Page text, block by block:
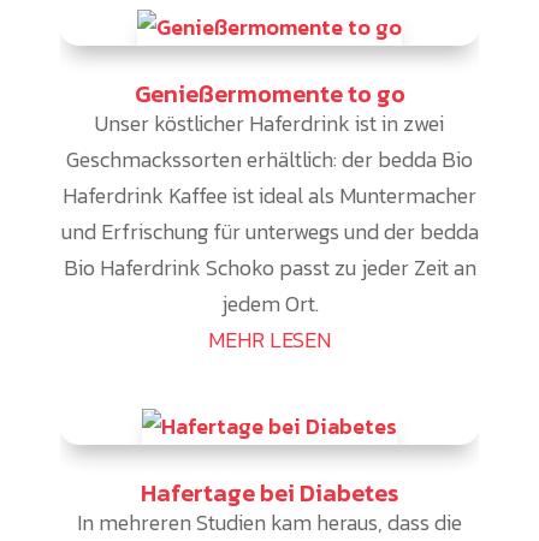
Genießermomente to go
Unser köstlicher Haferdrink ist in zwei
Geschmackssorten erhältlich: der bedda Bio
Haferdrink Kaffee ist ideal als Muntermacher
und Erfrischung für unterwegs und der bedda
Bio Haferdrink Schoko passt zu jeder Zeit an
jedem Ort.
MEHR LESEN
Hafertage bei Diabetes
In mehreren Studien kam heraus, dass die